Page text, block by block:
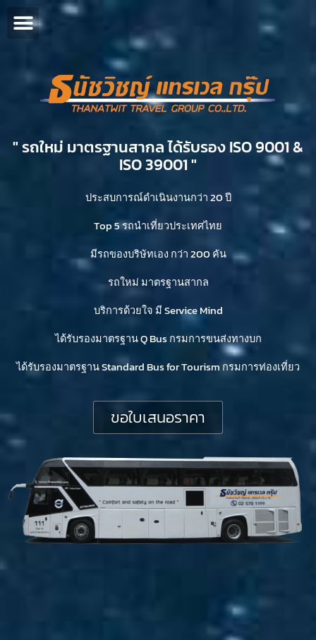
" รถใหม่ มาตรฐานสากล ได้รับรอง ISO 9001 &
ISO 39001 "​
ประสบการณ์ดำเนินงานกว่า 20 ปี
Top 5 รถนำเที่ยวประเทศไทย
มีรถของบริษัทเอง กว่า 200 คัน
รถใหม่ มาตรฐานสากล
บริการด้วยใจ มี Service Mind
ได้รับรองมาตรฐาน Q Bus กรมการขนส่งทางบก
ได้รับรองมาตรฐาน Standard Bus for Tourism กรมการท่องเที่ยว
ขอใบเสนอราคา